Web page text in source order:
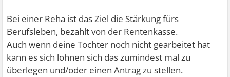
Bei einer Reha ist das Ziel die Stärkung fürs
Berufsleben, bezahlt von der Rentenkasse.
Auch wenn deine Tochter noch nicht gearbeitet hat
kann es sich lohnen sich das zumindest mal zu
überlegen und/oder einen Antrag zu stellen.